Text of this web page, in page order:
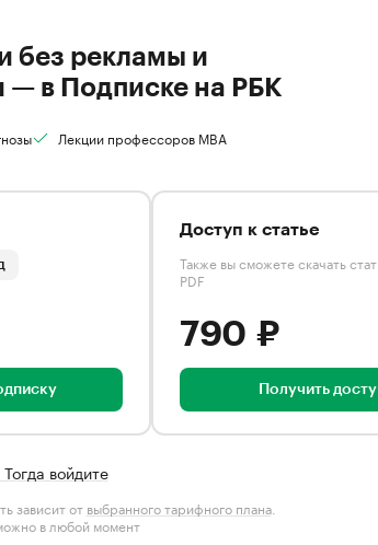
без рекламы и
— в Подписке на РБК
Лекции профессоров MBA
Доступ к статье
Также вы сможете скачать
PDF
790 ₽
Получить
войдите
зависит от выбранного тарифного плана.
в любой момент